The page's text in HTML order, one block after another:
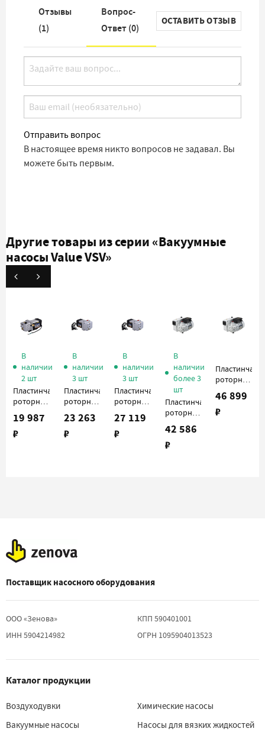
Отзывы
(1)
Вопрос-
Ответ (0)
ОСТАВИТЬ ОТЗЫВ
Отправить вопрос
В настоящее время никто вопросов не задавал. Вы
можете быть первым.
Другие товары из серии«Вакуумные
насосы Value VSV»
В
наличии
2 шт
Пластинчато-
роторный
вакуумный
насос
Value VSV-
19 987
₽
В
наличии
3 шт
Пластинчато-
роторный
вакуумный
насос
Value VSV-
23 263
₽
В
наличии
3 шт
Пластинчато-
роторный
вакуумный
насос
Value VSV-
27 119
₽
В
наличии
более 3
шт
Пластинчато-
роторный
вакуумный
насос
Value VSV-
42 586
₽
Пластинчато-
роторный
вакуумный
насос
Value VSV-
46 899
₽
Поставщик насосного оборудования
ООО «Зенова»
ИНН 5904214982
КПП 590401001
ОГРН 1095904013523
Каталог продукции
Воздуходувки
Вакуумные насосы
Химические насосы
Насосы для вязких жидкостей